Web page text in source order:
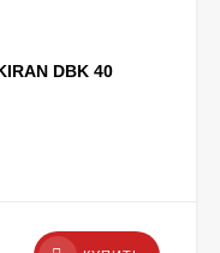
DBK 40